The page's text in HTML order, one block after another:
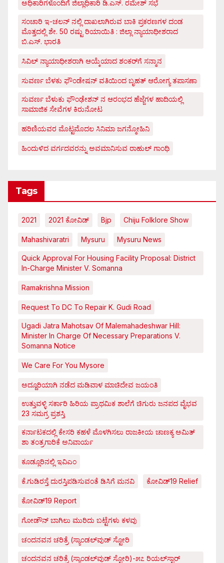
ಅಧಿಕಾರಿಗಳೊಂದಿಗೆ ಜಿಲ್ಲಾಧಿಕಾರಿ ಡಿ.ಎಸ್. ರಮೇಶ್ ಸಭೆ
ಸಂಚಾರಿ ಇ-ಚಲನ್ ನಲ್ಲಿ ದಾಖಲಾಗಿರುವ ಬಾಕಿ ಪ್ರಕರಣಗಳ ದಂಡ
ಮೊತ್ತದಲ್ಲಿ ಶೇ. 50 ರಷ್ಟು ರಿಯಾಯಿತಿ : ಜಿಲ್ಲಾ ನ್ಯಾಯಾಧೀಶರಾದ
ಬಿ.ಎಸ್. ಭಾರತಿ
ಸಿವಿಲ್ ನ್ಯಾಯಾಧೀಶರಾಗಿ ಆಯ್ಕೆಯಾದ ಶಂಕರ್‌ಗೆ ಸನ್ಮಾನ
ಸುವರ್ಣ ಬೆಳಕು ಫೌಂಡೇಷನ್ ವತಿಯಿಂದ ಬೃಹತ್ ಆರೋಗ್ಯ ತಪಾಸಣಾ
ಸುವರ್ಣ ಬೆಳುಕು ಫೌಂಢೇಶನ್ ನ ಆರಂಭದ ಹೆಜ್ಜೆಗಳ ಹಾದಿಯಲ್ಲಿ
ಸಾಮಾಜಿಕ ಸೇವೆಗಳ ಕಿರುನೋಟ
ಹರಿಣಿಯವರ ಮೊಟ್ಟಮೊದಲ ಸಿನಿಮಾ ಜಗನ್ಮೋಹಿನಿ
ಹಿಂದುಳಿದ ವರ್ಗದವರನ್ನು ಅವಮಾನಿಸುವ ರಾಹುಲ್ ಗಾಂಧಿ
Tags
2021 2021 ಕೋವಿಡ್‌ Bjp Chiju Folklore Show
Mahashivaratri Mysuru Mysuru News
Quick Approval For Housing Facility Proposal: District
In-Charge Minister V. Somanna
Ramakrishna Mission
Request To DC To Repair K. Gudi Road
Ugadi Jatra Mahotsav Of Malemahadeshwar Hill:
Minister In Charge Of Necessary Preparations V.
Somanna Notice
We Care For You Mysore
ಅದ್ದೂರಿಯಾಗಿ ನಡೆದ ಮಡಿವಾಳ ಮಾಚಿದೇವ ಜಯಂತಿ
ಉತ್ತುವಳ್ಳಿ ಸರ್ಕಾರಿ ಹಿರಿಯ ಪ್ರಾಥಮಿಕ ಶಾಲೆಗೆ ಚಿಗುರು ಜನಪದ ವೈಭವ
23 ಸಮಗ್ರ ಪ್ರಶಸ್ತಿ
ಕರ್ನಾಟಕದಲ್ಲಿ ಕೇಸರಿ ಕಹಳೆ ಮೊಳಗಿಸಲು ರಾಜಕೀಯ ಚಾಣಕ್ಯ ಅಮಿತ್
ಶಾ ತಂತ್ರಗಾರಿಕೆ ಅನಿವಾರ್ಯ
ಕೂಡ್ಲೂರಿನಲ್ಲಿ ಇವಿಎಂ
ಕೆ.ಗುಡಿರಸ್ತೆ ದುರಸ್ತಿಪಡಿಸುವಂತೆ ಡಿಸಿಗೆ ಮನವಿ ಕೋವಿಡ್‌19 Relief
ಕೋವಿಡ್‌19 Report
ಗೋಡೌನ್ ಬಾಗಿಲು ಮುರಿದು ಬಟ್ಟೆಗಳು ಕಳವು
ಚಂದನವನ ಚರಿತ್ರೆ (ಸ್ಯಾಂಡಲ್‌ವುಡ್ ಸ್ಟೋರಿ
ಚಂದನವನ ಚರಿತ್ರೆ (ಸ್ಯಾಂಡಲ್‌ವುಡ್ ಸ್ಟೋರಿ)-೫೭ ರಿಯಲ್‌ಸ್ಟಾರ್